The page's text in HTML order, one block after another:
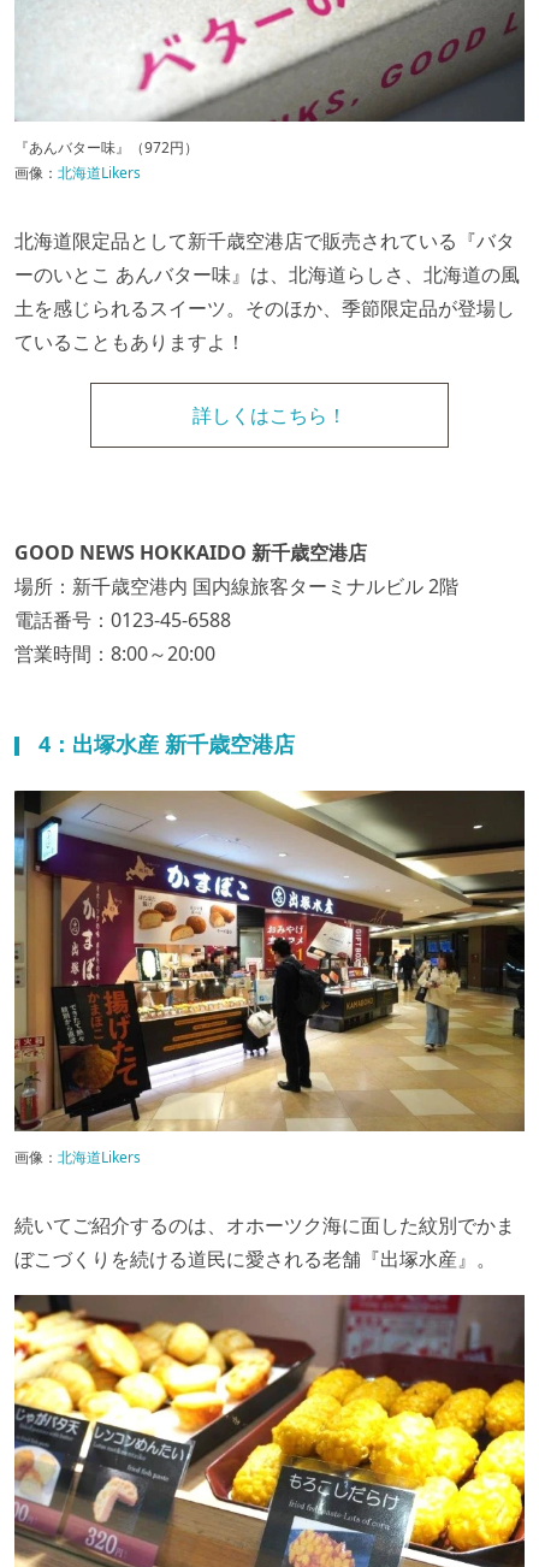
『あんバター味』（972円）
画像： 北海道Likers
北海道限定品として新千歳空港店で販売されている『バタ
ーのいとこ あんバター味』は、北海道らしさ、北海道の風
土を感じられるスイーツ。そのほか、季節限定品が登場し
ていることもありますよ！
詳しくはこちら！
GOOD NEWS HOKKAIDO 新千歳空港店
場所：新千歳空港内 国内線旅客ターミナルビル 2階
電話番号：0123-45-6588
営業時間：8:00～20:00
4：出塚水産 新千歳空港店
画像： 北海道Likers
続いてご紹介するのは、オホーツク海に面した紋別でかま
ぼこづくりを続ける道民に愛される老舗『出塚水産』。